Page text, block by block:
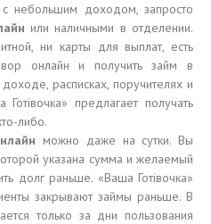
небольшим доходом, запросто
или наличными в отделении.
ни карты для выплат, есть
онлайн и получить займ в
расписках, поручителях и
предлагает получать
либо.
можно даже на сутки. Вы
указана сумма и желаемый
долг раньше. «Ваша Готівочка»
закрывают займы раньше. В
только за дни пользования